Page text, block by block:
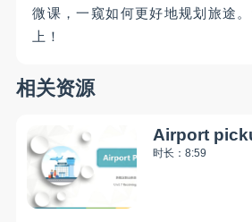
微课，一窥如何更好地规划旅途
上！
相关资源
Airport
时长：8:59